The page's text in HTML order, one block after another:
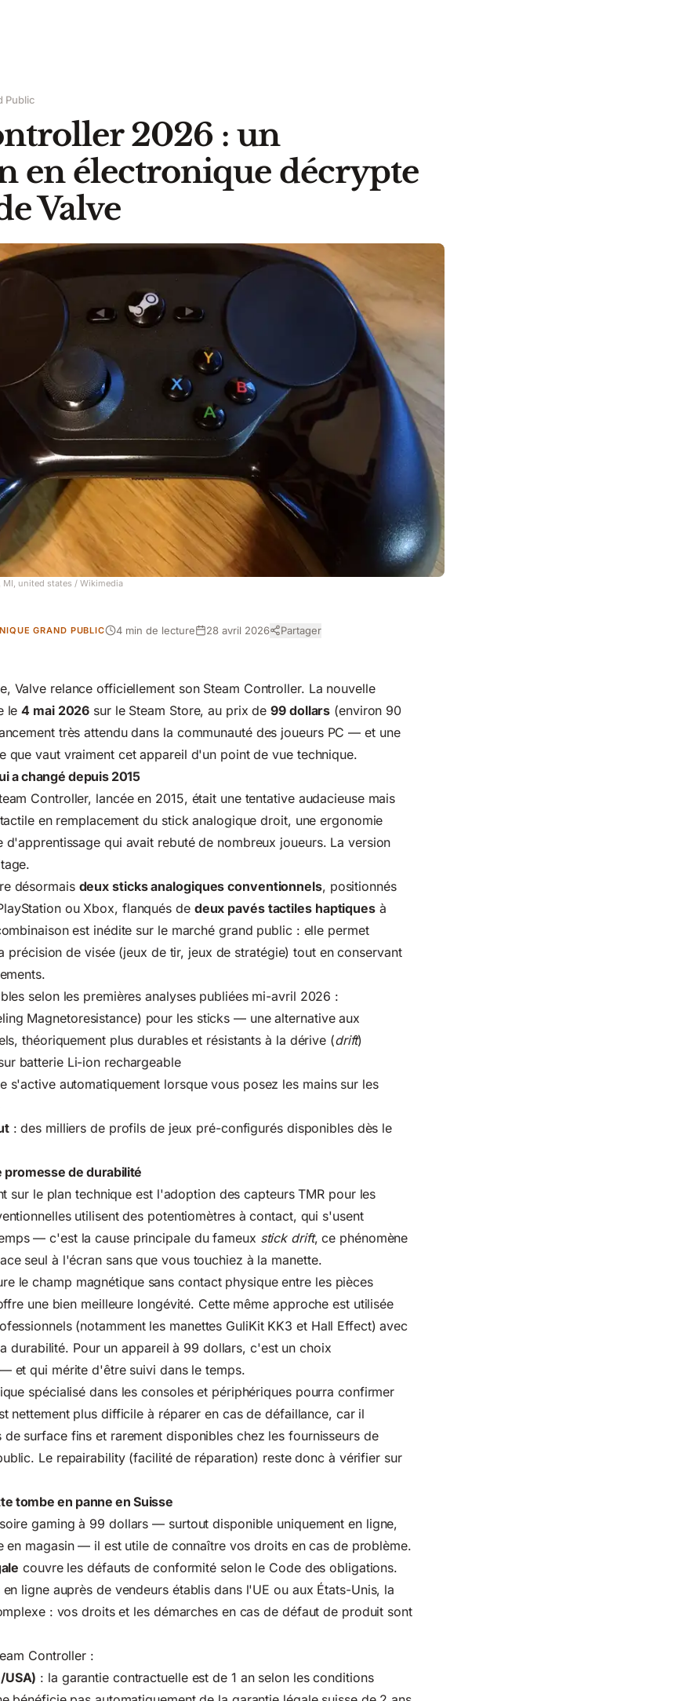
Public
2026 : un
en électronique décrypte
Valve
MI, united states / Wikimedia
GRAND PUBLIC 4 min de lecture 28 avril 2026 Partager
Valve relance officiellement son Steam Controller. La nouvelle
le4 mai 2026 sur le Steam Store, au prix de99 dollars (environ 90
très attendu dans la communauté des joueurs PC — et une
que vaut vraiment cet appareil d'un point de vue technique.
a changé depuis 2015
Controller, lancée en 2015, était une tentative audacieuse mais
en remplacement du stick analogique droit, une ergonomie
d'apprentissage qui avait rebuté de nombreux joueurs. La version
désormais deux sticks analogiques conventionnels, positionnés
ou Xbox, flanqués de deux pavés tactiles haptiquesà
est inédite sur le marché grand public : elle permet
précision de visée (jeux de tir, jeux de stratégie) tout en conservant
selon les premières analyses publiées mi-avril 2026 :
Magnetoresistance) pour les sticks — une alternative aux
théoriquement plus durables et résistants à la dérive (drift)
batterie Li-ion rechargeable
s'active automatiquement lorsque vous posez les mains sur les
: des milliers de profils de jeux pré-configurés disponibles dès le
promesse de durabilité
sur le plan technique est l'adoption des capteurs TMR pour les
utilisent des potentiomètres à contact, qui s'usent
— c'est la cause principale du fameux stick drift, ce phénomène
seul à l'écran sans que vous touchiez à la manette.
le champ magnétique sans contact physique entre les pièces
une bien meilleure longévité. Cette même approche est utilisée
(notamment les manettes GuliKit KK3 et Hall Effect) avec
durabilité. Pour un appareil à 99 dollars, c'est un choix
et qui mérite d'être suivi dans le temps.
spécialisé dans les consoles et périphériques pourra confirmer
nettement plus difficile à réparer en cas de défaillance, car il
surface fins et rarement disponibles chez les fournisseurs de
Le repairability (facilité de réparation) reste donc à vérifier sur
tombe en panne en Suisse
gaming à 99 dollars — surtout disponible uniquement en ligne,
en magasin — il est utile de connaître vos droits en cas de problème.
couvre les défauts de conformité selon le Code des obligations.
ligne auprès de vendeurs établis dans l'UE ou aux États-Unis, la
: vos droits et les démarches en cas de défaut de produit sont
Controller :
: la garantie contractuelle est de 1 an selon les conditions